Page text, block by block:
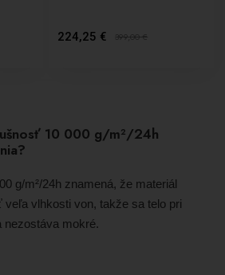
224,25 € 399,00€
10 000 g/m²/24h
g/m²/24h znamená, že materiál
veľa vlhkosti von, takže sa telo pri
nezostáva mokré.